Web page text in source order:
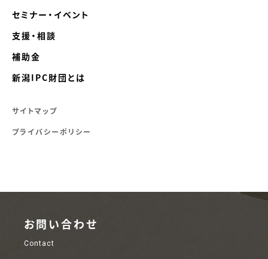
セミナー・イベント
支援・相談
補助金
新潟IPC財団とは
サイトマップ
プライバシーポリシー
お問い合わせ
Contact